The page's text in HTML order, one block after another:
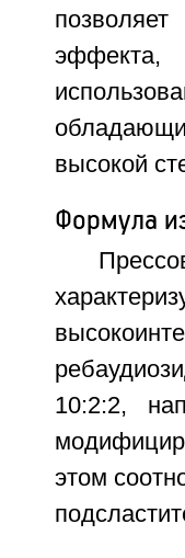
высокой
Формула
10:2:2,
этом